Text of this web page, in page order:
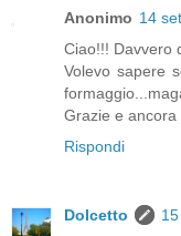
Anonimo 14
Ciao!!! Davvero
Volevo sapere
Grazie e ancora
Rispondi
Dolcetto